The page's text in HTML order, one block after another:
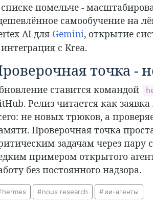
помельче -
самообучение на
AI для Gemini, открытие
с Krea.
точка -
ставится командой
Релиз читается как
не новых трюков, а
Проверочная точка
задачам через пару
примером открытого
без постоянного надзора.
hermes nous research ии-агенты